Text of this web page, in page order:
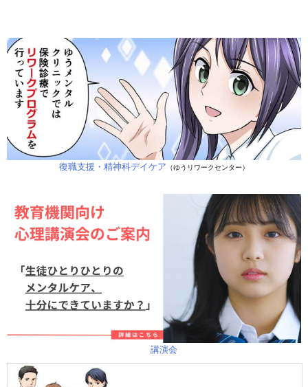
復職支援・精神科デイケア （ゆうリワークセンター）
講演会